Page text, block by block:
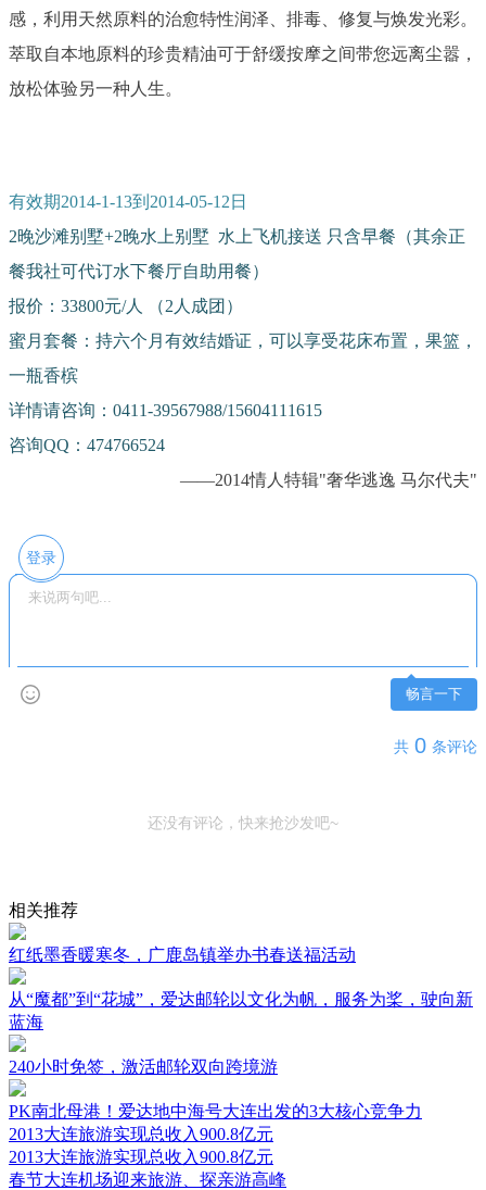
感，利用天然原料的治愈特性润泽、排毒、修复与焕发光彩。
萃取自本地原料的珍贵精油可于舒缓按摩之间带您远离尘嚣，
放松体验另一种人生。
有效期2014-1-13到2014-05-12日
2晚沙滩别墅+2晚水上别墅 水上飞机接送 只含早餐（其余正
餐我社可代订水下餐厅自助用餐）
报价：33800元/人 （2人成团）
蜜月套餐：持六个月有效结婚证，可以享受花床布置，果篮，
一瓶香槟
详情请咨询：0411-39567988/15604111615
咨询QQ：474766524
——2014情人特辑"奢华逃逸 马尔代夫"
登录
畅言一下
共 0 条评论
还没有评论，快来抢沙发吧~
相关推荐
红纸墨香暖寒冬，广鹿岛镇举办书春送福活动
从“魔都”到“花城”，爱达邮轮以文化为帆，服务为桨，驶向新
蓝海
240小时免签，激活邮轮双向跨境游
PK南北母港！爱达地中海号大连出发的3大核心竞争力
2013大连旅游实现总收入900.8亿元
2013大连旅游实现总收入900.8亿元
春节大连机场迎来旅游、探亲游高峰